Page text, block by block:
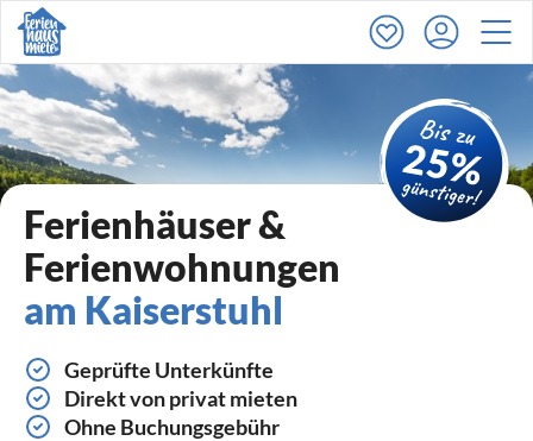
Ferienhäuser &
Ferienwohnungen
am Kaiserstuhl
Geprüfte Unterkünfte
Direkt von privat mieten
Ohne Buchungsgebühr